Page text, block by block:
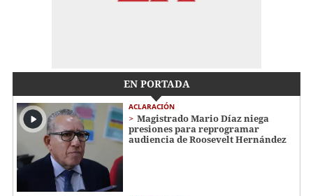
EN PORTADA
ACLARACIÓN
Magistrado Mario Díaz niega
presiones para reprogramar
audiencia de Roosevelt Hernández